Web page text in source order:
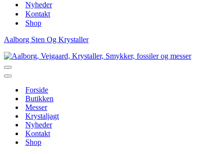
Nyheder
Kontakt
Shop
Aalborg Sten Og Krystaller
Navigation
menu
Navigation
Forside
Butikken
Messer
Krystaljagt
Nyheder
Kontakt
Shop